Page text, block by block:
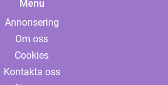
Menu
Annonsering
Om oss
Cookies
Kontakta oss